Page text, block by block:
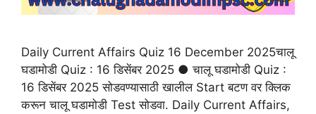
Daily Current Affairs Quiz 16 December 2025चालू
घडामोडी Quiz : 16 डिसेंबर 2025 ● चालू घडामोडी Quiz :
16 डिसेंबर 2025 सोडवण्यासाठी खालील Start बटण वर क्लिक
करून चालू घडामोडी Test सोडवा. Daily Current Affairs,